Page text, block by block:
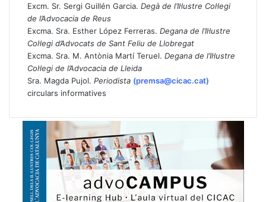
Excm. Sr. Sergi Guillén Garcia. Degà de l’Il·lustre Col·legi
de l’Advocacia de Reus
Excma. Sra. Esther López Ferreras. Degana de l’Il·lustre
Col·legi d’Advocats de Sant Feliu de Llobregat
Excma. Sra. M. Antònia Martí Teruel. Degana de l’Il·lustre
Col·legi de l’Advocacia de Lleida
Sra. Magda Pujol. Periodista (premsa@cicac.cat)
circulars informatives